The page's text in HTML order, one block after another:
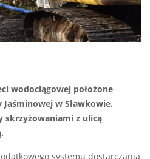
wodociągowej położone
w Sławkowie.
skrzyżowaniami z ulicą
systemu dostarczania